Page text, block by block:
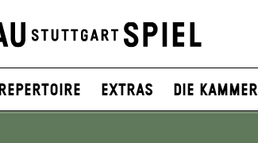
Repertoire Extras Die Kammer